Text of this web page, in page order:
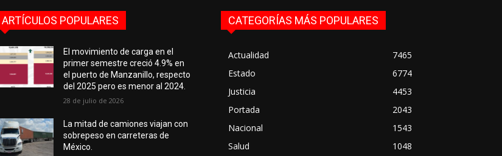
ARTÍCULOS POPULARES
El movimiento de carga en el
primer semestre creció 4.9% en
el puerto de Manzanillo, respecto
del 2025 pero es menor al 2024.
28 de julio de 2026
La mitad de camiones viajan con
sobrepeso en carreteras de
México.
CATEGORÍAS MÁS POPULARES
Actualidad
7465
Estado
6774
Justicia
4453
Portada
2043
Nacional
1543
Salud
1048